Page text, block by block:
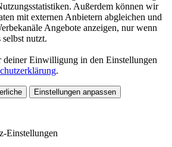
Außerdem können wir
mit externen Anbietern abgleichen und
Angebote anzeigen, nur wenn
nutzt.
Einwilligung in den Einstellungen
.
Einstellungen anpassen
Einstellungen